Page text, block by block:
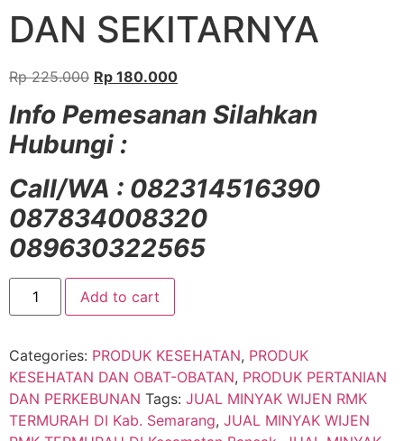
DAN SEKITARNYA
Rp225.000 Rp 180.000
Info Pemesanan Silahkan
Hubungi :
Call/WA : 082314516390
087834008320
089630322565
Add to cart
Categories: PRODUK KESEHATAN, PRODUK
KESEHATAN DAN OBAT-OBATAN, PRODUK PERTANIAN
DAN PERKEBUNAN Tags: JUAL MINYAK WIJEN RMK
TERMURAH DI Kab. Semarang, JUAL MINYAK WIJEN